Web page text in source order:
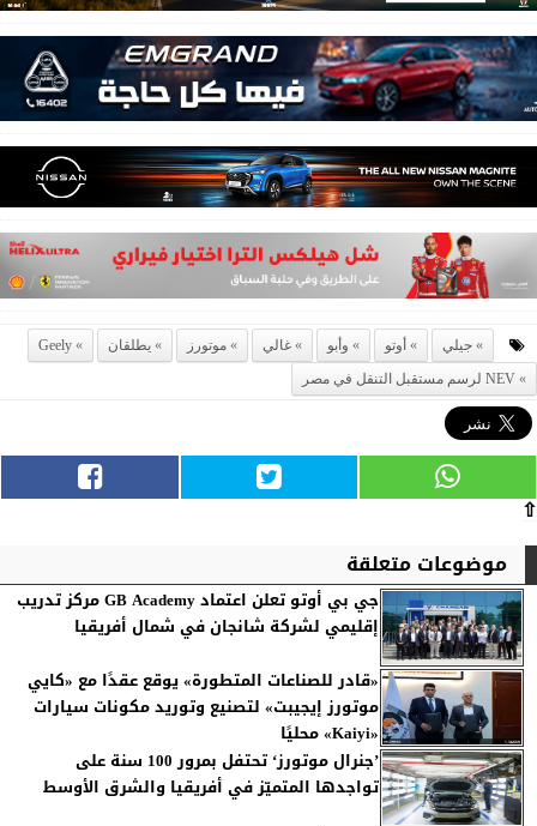
جيلي أوتو وأبو غالي موتورز يطلقان
Geely
NEV لرسم مستقبل التنقل في مصر
⇧
موضوعات متعلقة
جي بي أوتو تعلن اعتماد GB Academy مركز تدريب
إقليمي لشركة شانجان في شمال أفريقيا
«قادر للصناعات المتطورة» يوقع عقدًا مع «كايي
موتورز إيجيبت» لتصنيع وتوريد مكونات سيارات
«Kaiyi» محليًا
’جنرال موتورز‘ تحتفل بمرور 100 سنة على
تواجدها المتميّز في أفريقيا والشرق الأوسط